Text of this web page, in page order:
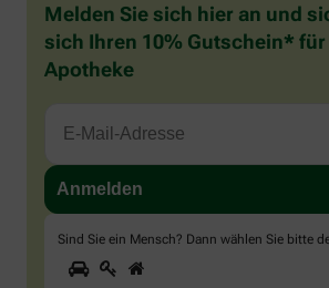
Melden Sie sich hier an und
sich Ihren 10% Gutschein*
Apotheke
Sind Sie ein Mensch? Dann wählen Sie bitte
Sie
1 2